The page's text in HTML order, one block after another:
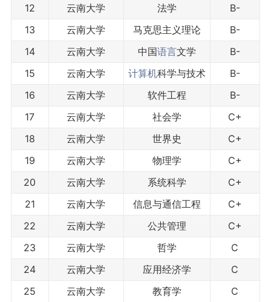
12 云南大学 法学
B-
13
云南大学 马克思主义理论
B-
14
云南大学 中国语言文学
B-
15
云南大学 计算机科学与技术
B-
16
云南大学 软件工程
B-
17
云南大学 社会学
C+
18
云南大学 世界史
C+
19
云南大学 物理学
C+
20
云南大学 系统科学
C+
21
云南大学 信息与通信工程
C+
22
云南大学 公共管理
C+
23
云南大学 哲学
C
24
云南大学 应用经济学
C
25
云南大学 教育学 C